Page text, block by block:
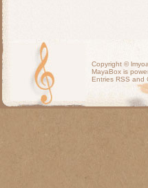
Copyright ©
MayaBox is
Entries RSS and